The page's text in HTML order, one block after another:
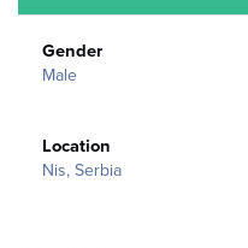
Gender
Male
Location
Nis, Serbia